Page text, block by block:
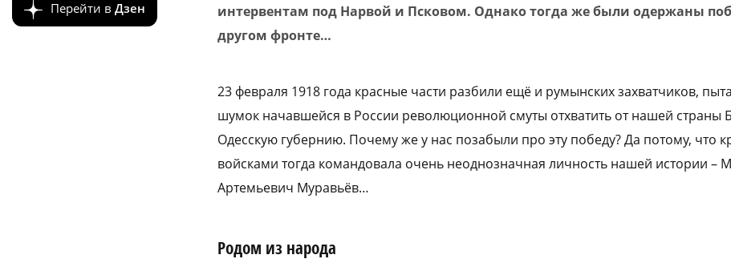
Перейти в Дзен
интервентам под Нарвой и Псковом. Однако тогда же были одержаны
другом фронте…
23 февраля 1918 года красные части разбили ещё и румынских захватчиков,
шумок начавшейся в России революционной смуты отхватить от нашей страны
Одесскую губернию. Почему же у нас позабыли про эту победу? Да потому, что
войсками тогда командовала очень неоднозначная личность нашей истории –
Артемьевич Муравьёв…
Родом из народа